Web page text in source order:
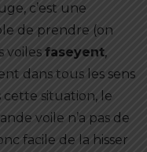
c’est une
de prendre (on
voiles faseyent,
dans tous les sens
cette situation, le
voile n’a pas de
facile de la hisser